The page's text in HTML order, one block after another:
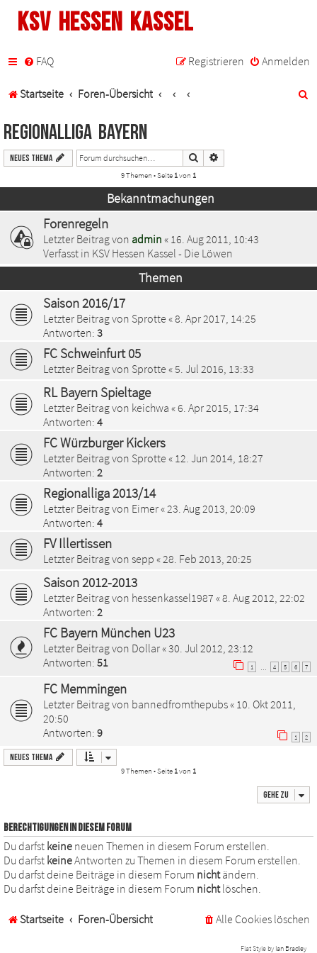
KSV Hessen Kassel
FAQ Anmelden
Registrieren
Startseite Foren-Übersicht
Regionalliga Bayern
Neues Thema Suche
9 Themen • Seite 1von 1
Bekanntmachungen
Forenregeln
Letzter Beitrag von admin « 16. Aug 2011, 10:43
Verfasst in KSV Hessen Kassel - Die Löwen
Themen
Saison 2016/17
Letzter Beitrag von Sprotte «8. Apr 2017, 14:25
Antworten: 3
FC Schweinfurt 05
Letzter Beitrag von Sprotte «5. Jul 2016, 13:33
RL Bayern Spieltage
Letzter Beitrag von keichwa «6. Apr 2015, 17:34
Antworten: 4
FC Würzburger Kickers
Letzter Beitrag von Sprotte « 12. Jun 2014, 18:27
Antworten: 2
Regionalliga 2013/14
Letzter Beitrag von Eimer« 23. Aug 2013, 20:09
Antworten: 4
FV Illertissen
Letzter Beitrag von sepp « 28. Feb 2013, 20:25
Saison 2012-2013
Letzter Beitrag von hessenkassel1987 «8. Aug 2012, 22:02
Antworten: 2
FC Bayern München U23
Letzter Beitrag von Dollar«30. Jul 2012, 23:12
Antworten: 51 1 4 5 6 7
FC Memmingen
Letzter Beitrag von bannedfromthepubs« 10. Okt 2011,
20:50
Antworten: 9 1 2
Neues Thema
9 Themen • Seite 1von 1
Gehe zu
BERECHTIGUNGEN IN DIESEM FORUM
Du darfst keine neuen Themen in diesem Forum erstellen.
Du darfst keineAntworten zu Themen in diesem Forum erstellen.
Du darfst deine Beiträge in diesem Forum nichtändern.
Du darfst deine Beiträge in diesem Forum nichtlöschen.
Startseite Foren-Übersicht Alle Cookies löschen
Flat Style by Ian Bradley